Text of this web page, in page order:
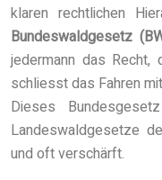
klaren rechtlichen
Bundeswaldgesetz
jedermann das Recht,
schliesst das Fahren
Dieses
Landeswaldgesetze
und oft verschärft.